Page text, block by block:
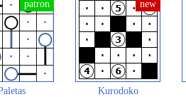
Kurodoko